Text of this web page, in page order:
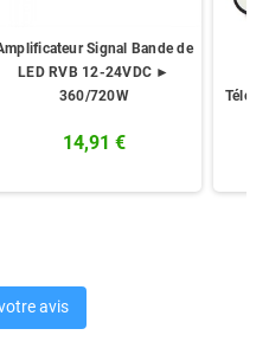
Signal Bande de
LED RVB 12-24VDC ►
360/720W
14,91 €
avis